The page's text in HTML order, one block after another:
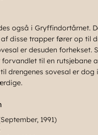
også i Gryffindortårnet.
disse trapper fører op til
er desuden forhekset.
til en rutsjebane
drengenes sovesal er
1991)